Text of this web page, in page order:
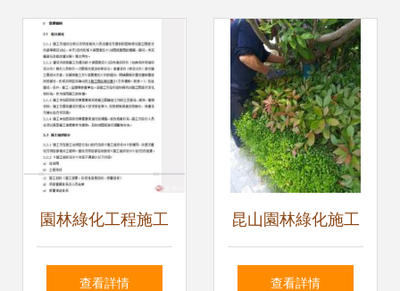
園林綠化工程施工
管理辦法及綠化施
查看詳情
昆山園林綠化施工
養護 打造生態宜居
查看詳情